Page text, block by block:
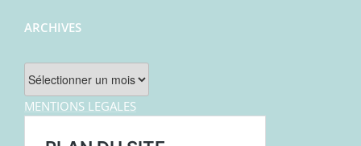
ARCHIVES
Archives
MENTIONS LEGALES